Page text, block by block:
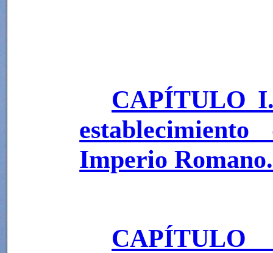
CAPÍTULO
Imperio